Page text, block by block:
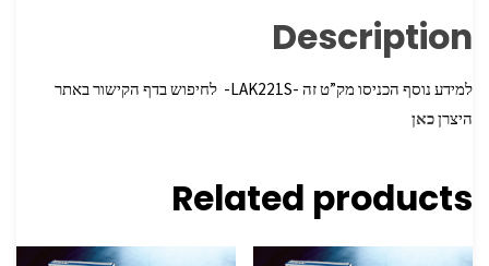
Description
למידע נוסף הכניסו מק”ט זה -LAK221S- לחיפוש בדף הקישור באתר
היצרןכאן
Related products